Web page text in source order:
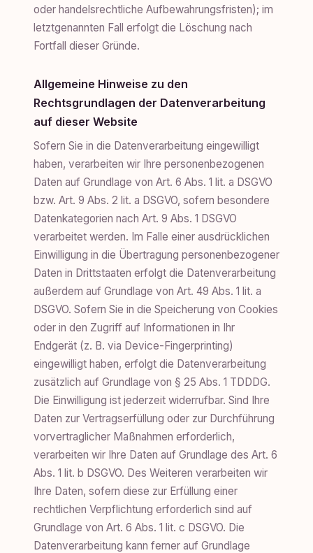
oder handelsrechtliche Aufbewahrungsfristen); im
letztgenannten Fall erfolgt die Löschung nach
Fortfall dieser Gründe.
Allgemeine Hinweise zu den
Rechtsgrundlagen der Datenverarbeitung
auf dieser Website
Sofern Sie in die Datenverarbeitung eingewilligt
haben, verarbeiten wir Ihre personenbezogenen
Daten auf Grundlage von Art. 6 Abs. 1 lit. a DSGVO
bzw. Art. 9 Abs. 2 lit. a DSGVO, sofern besondere
Datenkategorien nach Art. 9 Abs. 1 DSGVO
verarbeitet werden. Im Falle einer ausdrücklichen
Einwilligung in die Übertragung personenbezogener
Daten in Drittstaaten erfolgt die Datenverarbeitung
außerdem auf Grundlage von Art. 49 Abs. 1 lit. a
DSGVO. Sofern Sie in die Speicherung von Cookies
oder in den Zugriff auf Informationen in Ihr
Endgerät (z. B. via Device-Fingerprinting)
eingewilligt haben, erfolgt die Datenverarbeitung
zusätzlich auf Grundlage von § 25 Abs. 1 TDDDG.
Die Einwilligung ist jederzeit widerrufbar. Sind Ihre
Daten zur Vertragserfüllung oder zur Durchführung
vorvertraglicher Maßnahmen erforderlich,
verarbeiten wir Ihre Daten auf Grundlage des Art. 6
Abs. 1 lit. b DSGVO. Des Weiteren verarbeiten wir
Ihre Daten, sofern diese zur Erfüllung einer
rechtlichen Verpflichtung erforderlich sind auf
Grundlage von Art. 6 Abs. 1 lit. c DSGVO. Die
Datenverarbeitung kann ferner auf Grundlage